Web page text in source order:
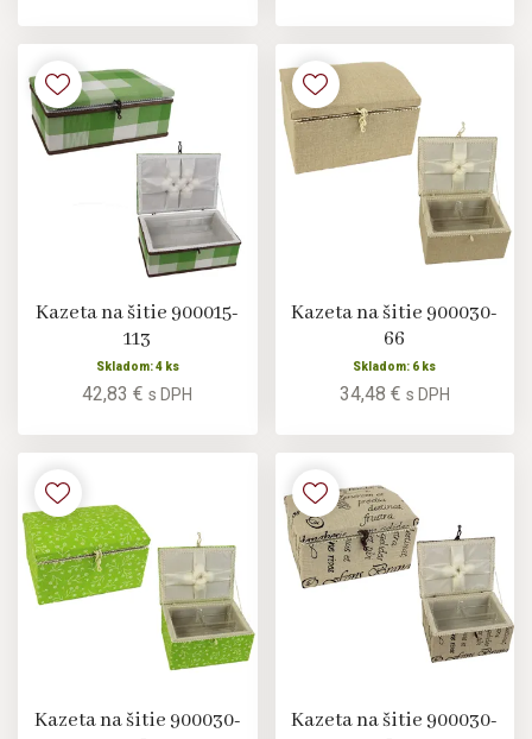
Kazeta na šitie 900015-
113
Skladom: 4 ks
42,83 €s DPH
Kazeta na šitie 900030-
66
Skladom: 6 ks
34,48 € s DPH
Kazeta na šitie 900030-
Kazeta na šitie 900030-